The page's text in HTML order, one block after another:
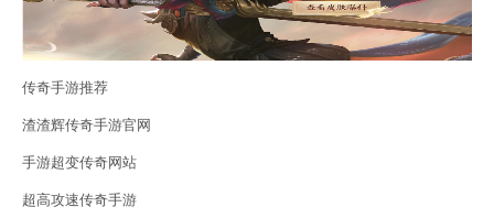
传奇手游推荐
渣渣辉传奇手游官网
手游超变传奇网站
超高攻速传奇手游